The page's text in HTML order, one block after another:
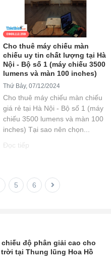
Cho thuê máy chiếu màn
chiếu uy tin chất lượng tại Hà
Nội - Bộ số 1 (máy chiếu 3500
lumens và màn 100 inches)
Thứ Bảy, 07/12/2024
Cho thuê máy chiếu màn chiếu
giá rẻ tại Hà Nội - Bộ số 1 (máy
chiếu 3500 lumens và màn 100
inches) Tại sao nên chọn...
Đọc tiếp
5 6
độ phân giải cao cho
tại Thung lũng Hoa Hồ